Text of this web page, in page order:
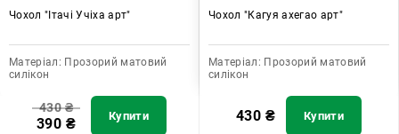
Чохол "Ітачі Учіха арт"
Матеріал: Прозорий матовий
силікон
430₴
390 ₴ Купити
Чохол "Кагуя ахегао арт"
Матеріал: Прозорий матовий
силікон
430 ₴ Купити